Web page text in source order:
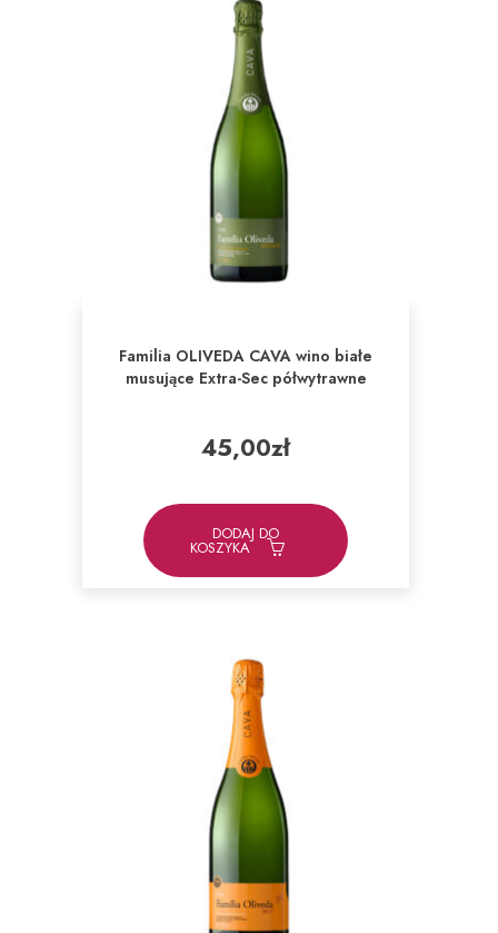
Familia OLIVEDA CAVA wino białe
musujące Extra-Sec półwytrawne
45,00zł
DODAJ DO
KOSZYKA